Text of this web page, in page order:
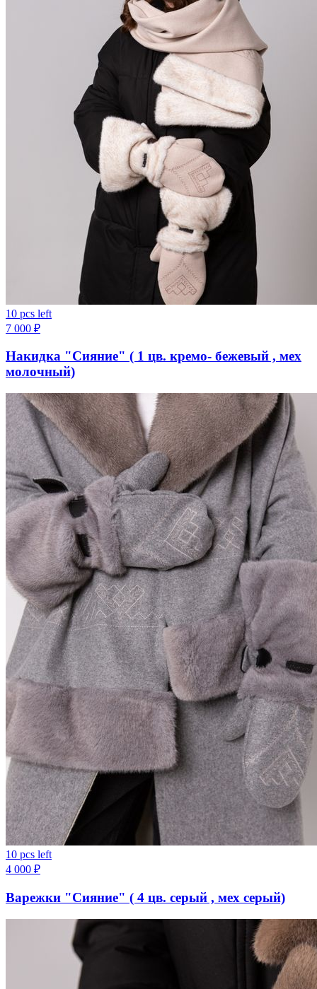
10 pcs left
7 000 ₽
Накидка "Сияние" ( 1 цв. кремо- бежевый , мех
молочный)
10 pcs left
4 000 ₽
Варежки "Сияние" ( 4 цв. серый , мех серый)